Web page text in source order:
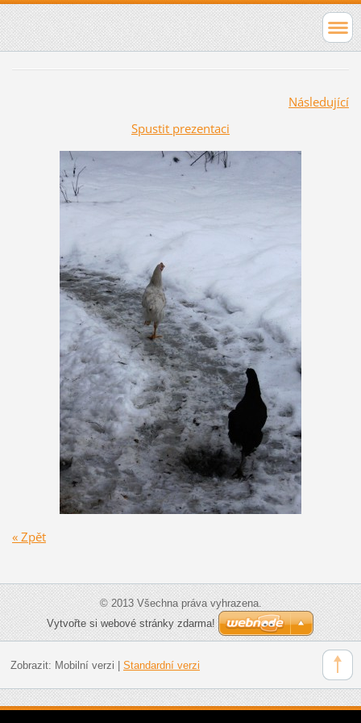
Následující
Spustit prezentaci
« Zpět
© 2013 Všechna práva vyhrazena.
Vytvořte si webové stránky zdarma!
Zobrazit: Mobilní verzi Standardní verzi